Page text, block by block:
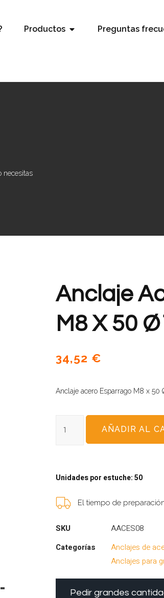
Productos Preguntas
necesitas
Anclaje
M8 X 50
34,52 €
Anclaje acero Esparrago M8 x 50
AÑADIR AL
Unidades por estuche: 50
El tiempo de
SKU
AACES08
Categorías
Anclajes de
Anclajes para
Pedir grandes